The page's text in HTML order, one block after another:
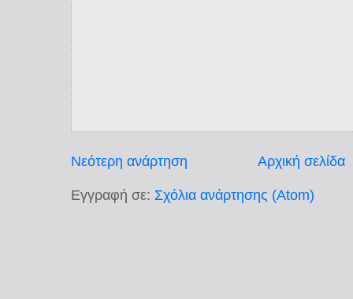
Νεότερη ανάρτηση Αρχική σελίδα
Εγγραφή σε: Σχόλια ανάρτησης (Atom)